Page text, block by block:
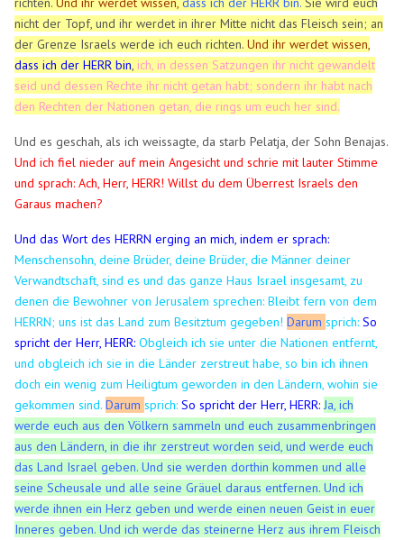
nicht der Topf, und ihr werdet in ihrer Mitte nicht das Fleisch sein; an
der Grenze Israels werde ich euch richten.Und ihr werdet wissen,
dass ich der HERR bin ich, in dessen Satzungen ihr nicht gewandelt
seid und dessen Rechte ihr nicht getan habt; sondern ihr habt nach
den Rechten der Nationen getan, die rings um euch her sind.
Und es geschah, als ich weissagte, da starb Pelatja, der Sohn Benajas.
Und ich fiel nieder auf mein Angesicht und schrie mit lauter Stimme
und sprach: Ach, Herr, HERR! Willst du dem Überrest Israels den
Garaus machen?
Und das Wort des HERRN erging an mich, indem er sprach:
Menschensohn, deine Brüder, deine Brüder, die Männer deiner
Verwandtschaft, sind es und das ganze Haus Israel insgesamt, zu
denen die Bewohner von Jerusalem sprechen: Bleibt fern von dem
HERRN; uns ist das Land zum Besitztum gegeben!Darumsprich:So
spricht der Herr, HERR: Obgleich ich sie unter die Nationen entfernt,
und obgleich ich sie in die Länder zerstreut habe, so bin ich ihnen
doch ein wenig zum Heiligtum geworden in den Ländern, wohin sie
gekommen sind.Darumsprich:So spricht der Herr, HERR: Ja, ich
werde euch aus den Völkern sammeln und euch zusammenbringen
aus den Ländern, in die ihr zerstreut worden seid, und werde euch
das Land Israel geben.Und sie werden dorthin kommen und alle
seine Scheusale und alle seine Gräuel daraus entfernen.Und ich
werde ihnen ein Herz geben und werde einen neuen Geist in euer
Inneres geben. Und ich werde das steinerne Herz aus ihrem Fleisch